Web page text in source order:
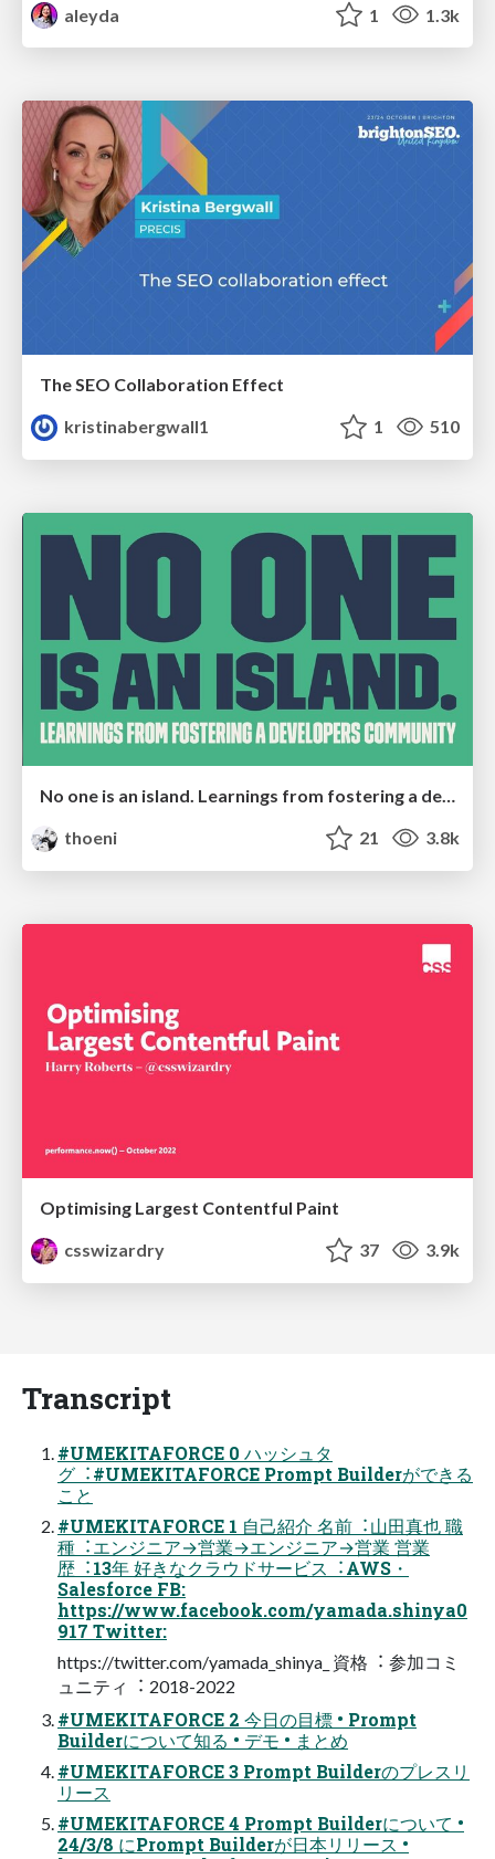
aleyda
1 1.3k
The SEO Collaboration Effect
kristinabergwall1
1 510
No one is an island. Learnings from fostering a developers community.
thoeni
21 3.8k
Optimising Largest Contentful Paint
csswizardry
37 3.9k
Transcript
#UMEKITAFORCE 0 ハッシュタ
グ︓#UMEKITAFORCE Prompt Builderができる
こと
#UMEKITAFORCE 1 ⾃⼰紹介 名前︓⼭⽥真也 職
種︓エンジニア→営業→エンジニア→営業 営業
歴︓13年 好きなクラウドサービス︓AWS・
Salesforce FB:
https://www.facebook.com/yamada.shinya0
917 Twitter:
https://twitter.com/yamada_shinya_ 資格︓ 参加コミ
ュニティ︓ 2018-2022
#UMEKITAFORCE 2 今⽇の⽬標 • Prompt
Builderについて知る • デモ • まとめ
#UMEKITAFORCE 3 Prompt Builderのプレスリ
リース
#UMEKITAFORCE 4 Prompt Builderについて •
24/3/8 にPrompt Builderが⽇本リリース •